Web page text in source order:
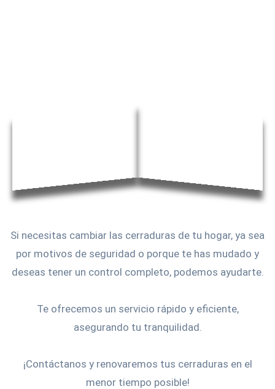
Si necesitas cambiar las cerraduras de tu hogar, ya sea
por motivos de seguridad o porque te has mudado y
deseas tener un control completo, podemos ayudarte.
Te ofrecemos un servicio rápido y eficiente,
asegurando tu tranquilidad.
¡Contáctanos y renovaremos tus cerraduras en el
menor tiempo posible!